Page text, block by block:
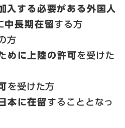
入する必要がある外国人
中長期在留する方
方
めに上陸の許可を受けた
を受けた方
本に在留 することとなっ